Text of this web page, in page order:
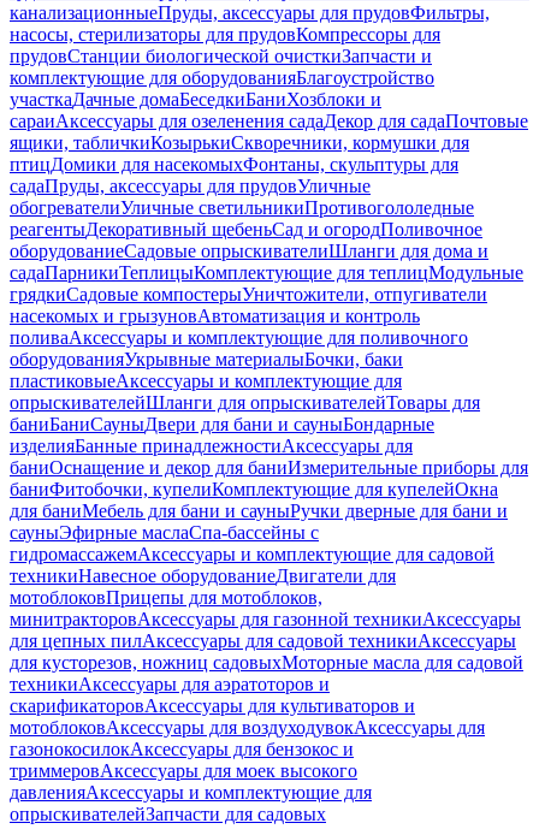
канализационныеПруды, аксессуары для прудовФильтры,
насосы, стерилизаторы для прудовКомпрессоры для
прудовСтанции биологической очисткиЗапчасти и
комплектующие для оборудованияБлагоустройство
участкаДачные домаБеседкиБаниХозблоки и
сараиАксессуары для озеленения садаДекор для садаПочтовые
ящики, табличкиКозырькиСкворечники, кормушки для
птицДомики для насекомыхФонтаны, скульптуры для
садаПруды, аксессуары для прудовУличные
обогревателиУличные светильникиПротивогололедные
реагентыДекоративный щебеньСад и огородПоливочное
оборудованиеСадовые опрыскивателиШланги для дома и
садаПарникиТеплицыКомплектующие для теплицМодульные
грядкиСадовые компостерыУничтожители, отпугиватели
насекомых и грызуновАвтоматизация и контроль
поливаАксессуары и комплектующие для поливочного
оборудованияУкрывные материалыБочки, баки
пластиковыеАксессуары и комплектующие для
опрыскивателейШланги для опрыскивателейТовары для
баниБаниСауныДвери для бани и сауныБондарные
изделияБанные принадлежностиАксессуары для
баниОснащение и декор для баниИзмерительные приборы для
баниФитобочки, купелиКомплектующие для купелейОкна
для баниМебель для бани и сауныРучки дверные для бани и
сауныЭфирные маслаСпа-бассейны с
гидромассажемАксессуары и комплектующие для садовой
техникиНавесное оборудованиеДвигатели для
мотоблоковПрицепы для мотоблоков,
минитракторовАксессуары для газонной техникиАксессуары
для цепных пилАксессуары для садовой техникиАксессуары
для кусторезов, ножниц садовыхМоторные масла для садовой
техникиАксессуары для аэратоторов и
скарификаторовАксессуары для культиваторов и
мотоблоковАксессуары для воздуходувокАксессуары для
газонокосилокАксессуары для бензокос и
триммеровАксессуары для моек высокого
давленияАксессуары и комплектующие для
опрыскивателейЗапчасти для садовых